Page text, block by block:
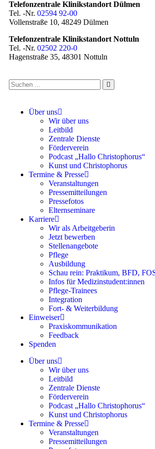
Telefonzentrale Klinikstandort Dülmen
Tel. -Nr. 02594 92-00
Vollenstraße 10, 48249 Dülmen
Telefonzentrale Klinikstandort Nottuln
Tel. -Nr. 02502 220-0
Hagenstraße 35, 48301 Nottuln
Über uns
Wir über uns
Leitbild
Zentrale Dienste
Förderverein
Podcast „Hallo Christophorus“
Kunst und Christophorus
Termine & Presse
Veranstaltungen
Pressemitteilungen
Pressefotos
Elternseminare
Karriere
Wir als Arbeitgeberin
Jetzt bewerben
Stellenangebote
Pflege
Ausbildung
Schau rein: Praktikum, BFD,
Infos für Medizinstudent:innen
Pflege-Trainees
Integration
Fort- & Weiterbildung
Einweiser
Praxiskommunikation
Feedback
Spenden
Über uns
Wir über uns
Leitbild
Zentrale Dienste
Förderverein
Podcast „Hallo Christophorus“
Kunst und Christophorus
Termine & Presse
Veranstaltungen
Pressemitteilungen